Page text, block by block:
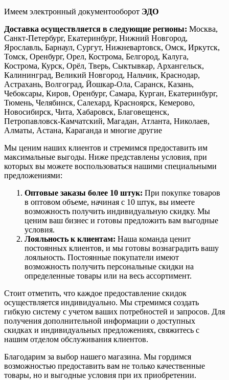
Имеем электронный документооборот ЭДО
Доставка осуществляется в следующие регионы: Москва,
Санкт-Петербург, Екатеринбург, Нижний Новгород,
Ярославль, Барнаул, Сургут, Нижневартовск, Омск, Иркутск,
Томск, Оренбург, Орел, Кострома, Белгород, Калуга,
Кострома, Курск, Орёл, Тверь, Сыктывкар, Архангельск,
Калининград, Великий Новгород, Нальчик, Краснодар,
Астрахань, Волгоград, Йошкар-Ола, Саранск, Казань,
Чебоксары, Киров, Оренбург, Самара, Курган, Екатеринбург,
Тюмень, Челябинск, Салехард, Красноярск, Кемерово,
Новосибирск, Чита, Хабаровск, Благовещенск,
Петропавловск-Камчатский, Магадан, Атланта, Николаев,
Алматы, Астана, Караганда и многие другие
Мы ценим наших клиентов и стремимся предоставить им
максимальные выгоды. Ниже представлены условия, при
которых вы можете воспользоваться нашими специальными
предложениями:
Оптовые заказы более 10 штук: При покупке товаров
в оптовом объеме, начиная с 10 штук, вы имеете
возможность получить индивидуальную скидку. Мы
ценим ваш бизнес и готовы предложить вам выгодные
условия.
Лояльность к клиентам: Наша команда ценит
постоянных клиентов, и мы готовы вознаградить вашу
лояльность. Постоянные покупатели имеют
возможность получить персональные скидки на
определенные товары или на весь ассортимент.
Стоит отметить, что каждое предоставление скидок
осуществляется индивидуально. Мы стремимся создать
гибкую систему с учетом ваших потребностей и запросов. Для
получения дополнительной информации о доступных
скидках и индивидуальных предложениях, свяжитесь с
нашим отделом обслуживания клиентов.
Благодарим за выбор нашего магазина. Мы гордимся
возможностью предоставить вам не только качественные
товары, но и выгодные условия при их приобретении.